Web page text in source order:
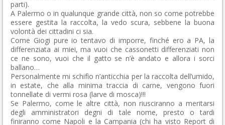
parti).
A Palermo o in qualunque grande città, non so come potrebbe
essere gestita la raccolta, la vedo scura, sebbene la buona
volontà dei cittadini ci sia.
Come Giogi pure io tentavo di imporre, finché ero a PA, la
differenziata ai miei, ma vuoi che cassonetti differenziati non
ce ne sono, vuoi che il gatto se n’è andato e allora i sorci
ballano…
Personalmente mi schifìo n’anticchia per la raccolta dell’umido,
in estate, che alla minima traccia di carne, vengono fuori
tonnellate di vermi rosa (larve di mosca)!!!
Se Palermo, come le altre città, non riusciranno a meritarsi
degli amministratori degni di tale nome, presto o tardi
finiranno come Napoli e la Campania (chi ha visto Report di